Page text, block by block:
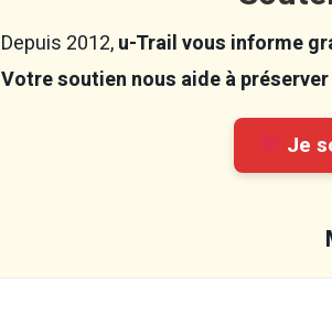
Depuis 2012,u-Trail vous informe
Votre soutien nous aide à
Je